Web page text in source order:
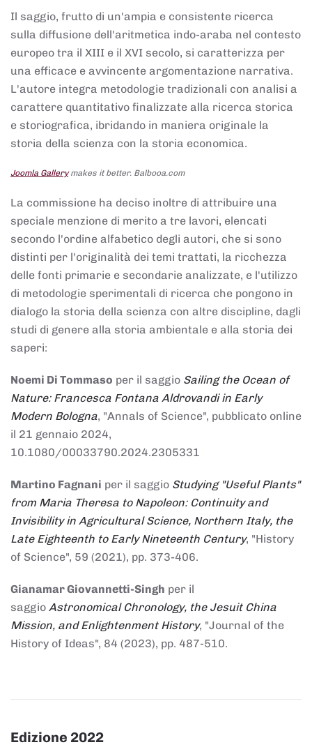
Il saggio, frutto di un'ampia e consistente ricerca
sulla diffusione dell'aritmetica indo-araba nel contesto
europeo tra il XIII e il XVI secolo, si caratterizza per
una efficace e avvincente argomentazione narrativa.
L'autore integra metodologie tradizionali con analisi a
carattere quantitativo finalizzate alla ricerca storica
e storiografica, ibridando in maniera originale la
storia della scienza con la storia economica.
Joomla Gallerymakes it better. Balbooa.com
La commissione ha deciso inoltre di attribuire una
speciale menzione di merito a tre lavori, elencati
secondo l'ordine alfabetico degli autori, che si sono
distinti per l'originalità dei temi trattati, la ricchezza
delle fonti primarie e secondarie analizzate, e l'utilizzo
di metodologie sperimentali di ricerca che pongono in
dialogo la storia della scienza con altre discipline, dagli
studi di genere alla storia ambientale e alla storia dei
saperi:
Noemi Di Tommaso per il saggio Sailing the Ocean of
Nature: Francesca Fontana Aldrovandi in Early
Modern Bologna, "Annals of Science", pubblicato online
il 21 gennaio 2024,
10.1080/00033790.2024.2305331
Martino Fagnani per il saggio Studying "Useful Plants"
from Maria Theresa to Napoleon: Continuity and
Invisibility in Agricultural Science, Northern Italy, the
Late Eighteenth to Early Nineteenth Century, "History
of Science", 59 (2021), pp. 373-406.
Gianamar Giovannetti-Singh per il
saggio Astronomical Chronology, the Jesuit China
Mission, and Enlightenment History, "Journal of the
History of Ideas", 84 (2023), pp. 487-510.
Edizione 2022